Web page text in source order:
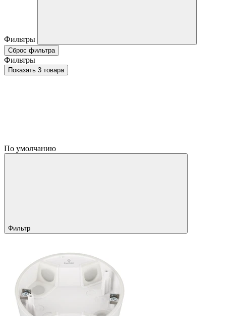
Фильтры
Сброс фильтра
Фильтры
Показать 3 товара
По умолчанию
Фильтр